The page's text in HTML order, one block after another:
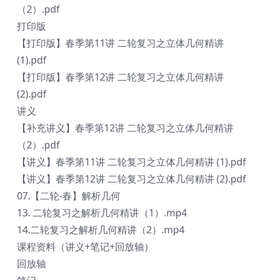
（2）.pdf
打印版
【打印版】春季第11讲 二轮复习之立体几何精讲
(1).pdf
【打印版】春季第12讲 二轮复习之立体几何精讲
(2).pdf
讲义
【补充讲义】春季第12讲 二轮复习之立体几何精讲
（2）.pdf
【讲义】春季第11讲 二轮复习之立体几何精讲 (1).pdf
【讲义】春季第12讲 二轮复习之立体几何精讲 (2).pdf
07.【二轮-春】解析几何
13. 二轮复习之解析几何精讲（1）.mp4
14.二轮复习之解析几何精讲（2）.mp4
课程资料（讲义+笔记+回放轴）
回放轴